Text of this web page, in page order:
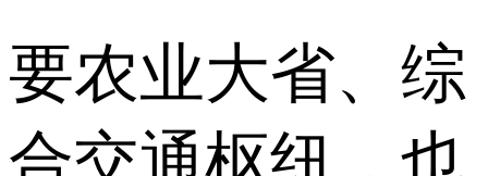
要农业大省、综
合交通枢纽，也